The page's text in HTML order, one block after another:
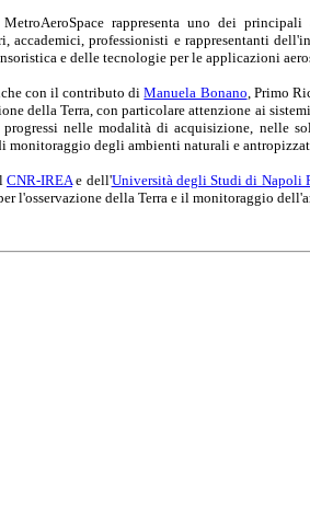
rappresenta uno dei
accademici, professionisti e rappresentanti
e delle tecnologie per le applicazioni
con il contributo diManuela Bonano, Primo
della Terra, con particolare attenzione ai
nelle modalità di acquisizione, nelle
monitoraggio degli ambienti naturali e
CNR-IREAe dell'Università degli Studi di Napoli
l'osservazione della Terra e il monitoraggio